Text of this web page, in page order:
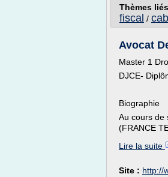
Thèmes
fiscal /
Avocat
Master 1
DJCE-
Biographie
Au cours de
(FRANCE
Lire la suite
Site : http://